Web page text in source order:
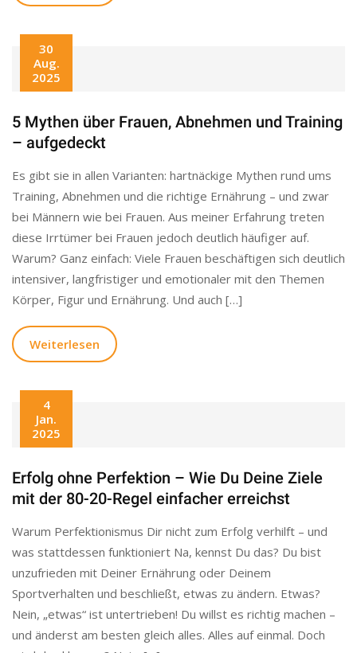
30
Aug.
2025
5 Mythen über Frauen, Abnehmen und Training
– aufgedeckt
Es gibt sie in allen Varianten: hartnäckige Mythen rund ums
Training, Abnehmen und die richtige Ernährung – und zwar
bei Männern wie bei Frauen. Aus meiner Erfahrung treten
diese Irrtümer bei Frauen jedoch deutlich häufiger auf.
Warum? Ganz einfach: Viele Frauen beschäftigen sich deutlich
intensiver, langfristiger und emotionaler mit den Themen
Körper, Figur und Ernährung. Und auch […]
Weiterlesen
4
Jan.
2025
Erfolg ohne Perfektion – Wie Du Deine Ziele
mit der 80-20-Regel einfacher erreichst
Warum Perfektionismus Dir nicht zum Erfolg verhilft – und
was stattdessen funktioniert Na, kennst Du das? Du bist
unzufrieden mit Deiner Ernährung oder Deinem
Sportverhalten und beschließt, etwas zu ändern. Etwas?
Nein, „etwas“ ist untertrieben! Du willst es richtig machen –
und änderst am besten gleich alles. Alles auf einmal. Doch